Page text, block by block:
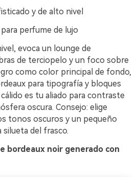
y de alto nivel
perfume de lujo
evoca un lounge de
de terciopelo y un foco sobre
como color principal de fondo,
para tipografía y bloques
es tu aliado para contraste
oscura. Consejo: elige
tonos oscuros y un pequeño
silueta del frasco.
bordeaux noir generado con